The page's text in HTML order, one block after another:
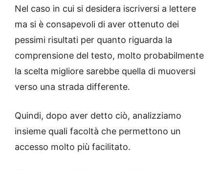
Nel caso in cui si desidera iscriversi a lettere
ma si è consapevoli di aver ottenuto dei
pessimi risultati per quanto riguarda la
comprensione del testo, molto probabilmente
la scelta migliore sarebbe quella di muoversi
verso una strada differente.
Quindi, dopo aver detto ciò, analizziamo
insieme quali facoltà che permettono un
accesso molto più facilitato.